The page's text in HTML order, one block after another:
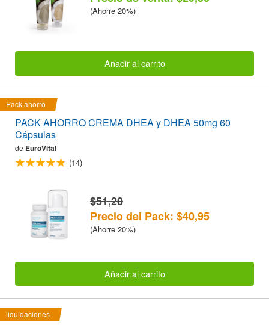
(Ahorre 20%)
Añadir al carrito
Pack ahorro
PACK AHORRO CREMA DHEA y DHEA 50mg 60
Cápsulas
de EuroVital
(14)
$51,20
Precio del Pack: $40,95
(Ahorre 20%)
Añadir al carrito
liquidaciones